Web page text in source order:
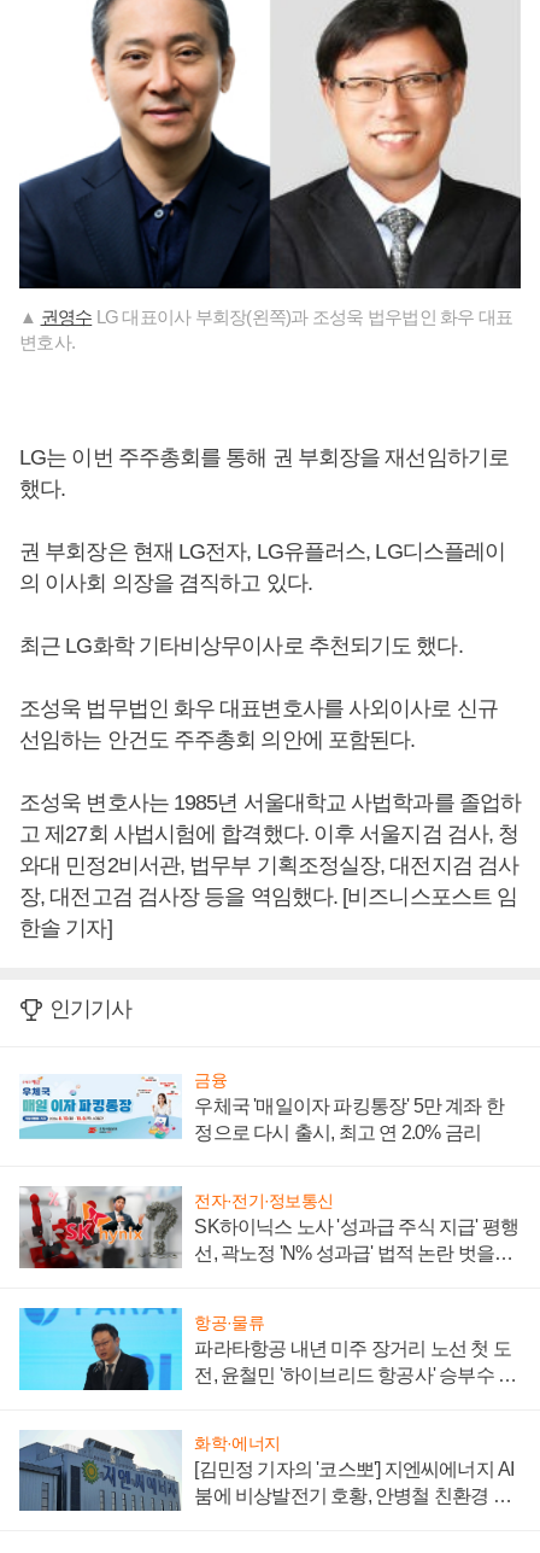
▲ 권영수 LG 대표이사 부회장(왼쪽)과 조성욱 법우법인 화우 대표
변호사.
LG는 이번 주주총회를 통해 권 부회장을 재선임하기로
했다.
권 부회장은 현재 LG전자, LG유플러스, LG디스플레이
의 이사회 의장을 겸직하고 있다.
최근 LG화학 기타비상무이사로 추천되기도 했다.
조성욱 법무법인 화우 대표변호사를 사외이사로 신규
선임하는 안건도 주주총회 의안에 포함된다.
조성욱 변호사는 1985년 서울대학교 사법학과를 졸업하
고 제27회 사법시험에 합격했다. 이후 서울지검 검사, 청
와대 민정2비서관, 법무부 기획조정실장, 대전지검 검사
장, 대전고검 검사장 등을 역임했다. [비즈니스포스트 임
한솔 기자]
인기기사
금융
우체국 '매일이자 파킹통장' 5만 계좌 한
정으로 다시 출시, 최고 연 2.0% 금리
전자·전기·정보통신
SK하이닉스 노사 '성과급 주식 지급' 평행
선, 곽노정 'N% 성과급' 법적 논란 벗을지
항공·물류
파라타항공 내년 미주 장거리 노선 첫 도
전, 윤철민 '하이브리드 항공사' 승부수 통
화학·에너지
[김민정 기자의 '코스뽀'] 지엔씨에너지 AI
붐에 비상발전기 호황, 안병철 친환경 에